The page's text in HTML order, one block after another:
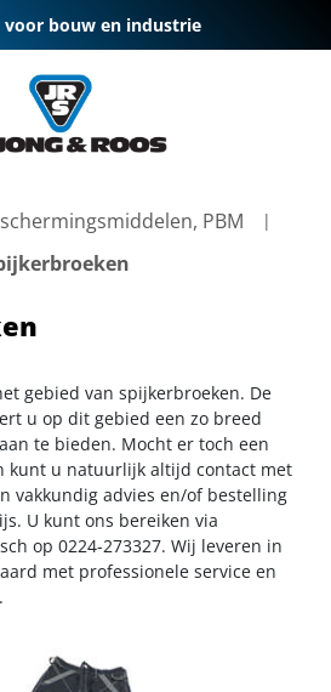
bouw en industrie
PBM
gebied van spijkerbroeken. De
u op dit gebied een zo breed
te bieden. Mocht er toch een
kunt u natuurlijk altijd contact met
vakkundig advies en/of bestelling
U kunt ons bereiken via
op 0224-273327. Wij leveren in
met professionele service en